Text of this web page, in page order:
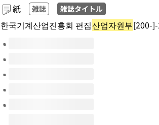
紙 雑誌 雑誌タイトル
한국기계산업진흥회 편집산업자원부[200-
このタイトルの巻号